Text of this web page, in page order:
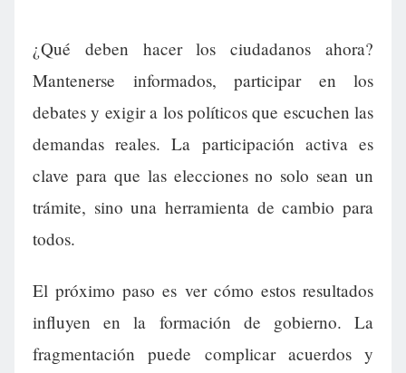
¿Qué deben hacer los ciudadanos ahora?
Mantenerse informados, participar en los
debates y exigir a los políticos que escuchen las
demandas reales. La participación activa es
clave para que las elecciones no solo sean un
trámite, sino una herramienta de cambio para
todos.
El próximo paso es ver cómo estos resultados
influyen en la formación de gobierno. La
fragmentación puede complicar acuerdos y